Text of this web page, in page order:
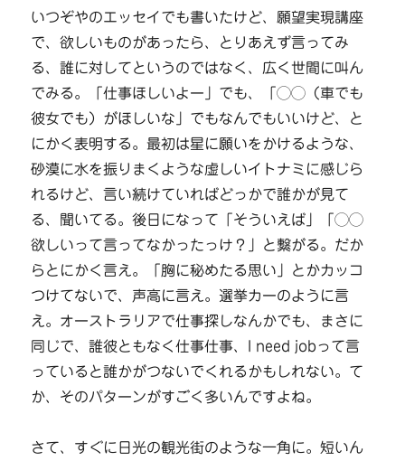
いつぞやのエッセイでも書いたけど、願望実現講座
で、欲しいものがあったら、とりあえず言ってみ
る、誰に対してというのではなく、広く世間に叫ん
でみる。「仕事ほしいよー」でも、「◯◯（車でも
彼女でも）がほしいな」でもなんでもいいけど、と
にかく表明する。最初は星に願いをかけるような、
砂漠に水を振りまくような虚しいイトナミに感じら
れるけど、言い続けていればどっかで誰かが見て
る、聞いてる。後日になって「そういえば」「◯◯
欲しいって言ってなかったっけ？」と繋がる。だか
らとにかく言え。「胸に秘めたる思い」とかカッコ
つけてないで、声高に言え。選挙カーのように言
え。オーストラリアで仕事探しなんかでも、まさに
同じで、誰彼ともなく仕事仕事、I need jobって言
っていると誰かがつないでくれるかもしれない。て
か、そのパターンがすごく多いんですよね。
さて、すぐに日光の観光街のような一角に。短いん